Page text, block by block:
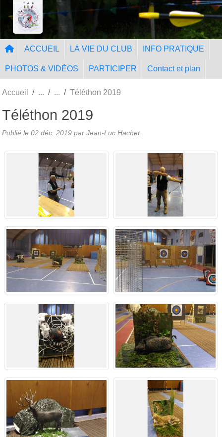
Tir à l'Arc Nangissien
ACCUEIL LA VIE DU CLUB INFO PRATIQUE
PHOTOS & VIDÉOS PARTICIPER Contact et plan
Accueil Téléthon 2019
Téléthon 2019
Publié le 02 déc. 2019 par Jean-Luc Hachet
Panneau de gestion des cookies